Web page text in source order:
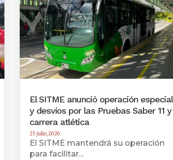
El SITME anunció operación especial
y desvíos por las Pruebas Saber 11 y
carrera atlética
25 julio, 2026
El SITME mantendrá su operación
para facilitar...